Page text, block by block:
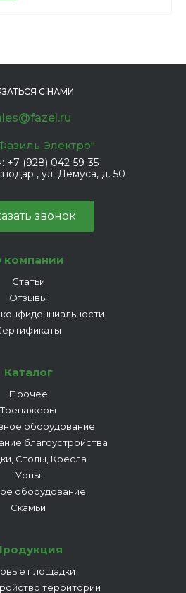
С НАМИ
Электро"
+7 (928) 042-59-35
, ул. Демуса, д. 50
звонок
компании
Статьи
Отзывы
Каталог
Прочее
Тренажеры
оборудование
благоустройства
Столы, Кресла
Урны
оборудование
Скамьи
площадки
территории